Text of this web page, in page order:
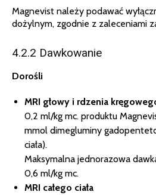
Magnevist należy podawać
dożylnym, zgodnie z zaleceniami
4.2.2 Dawkowanie
Dorośli
MRI głowy i rdzenia
0,2 ml/kg mc. produktu
mmol dimegluminy
ciała).
Maksymalna jednorazowa
0,6 ml/kg mc.
MRI całego ciała